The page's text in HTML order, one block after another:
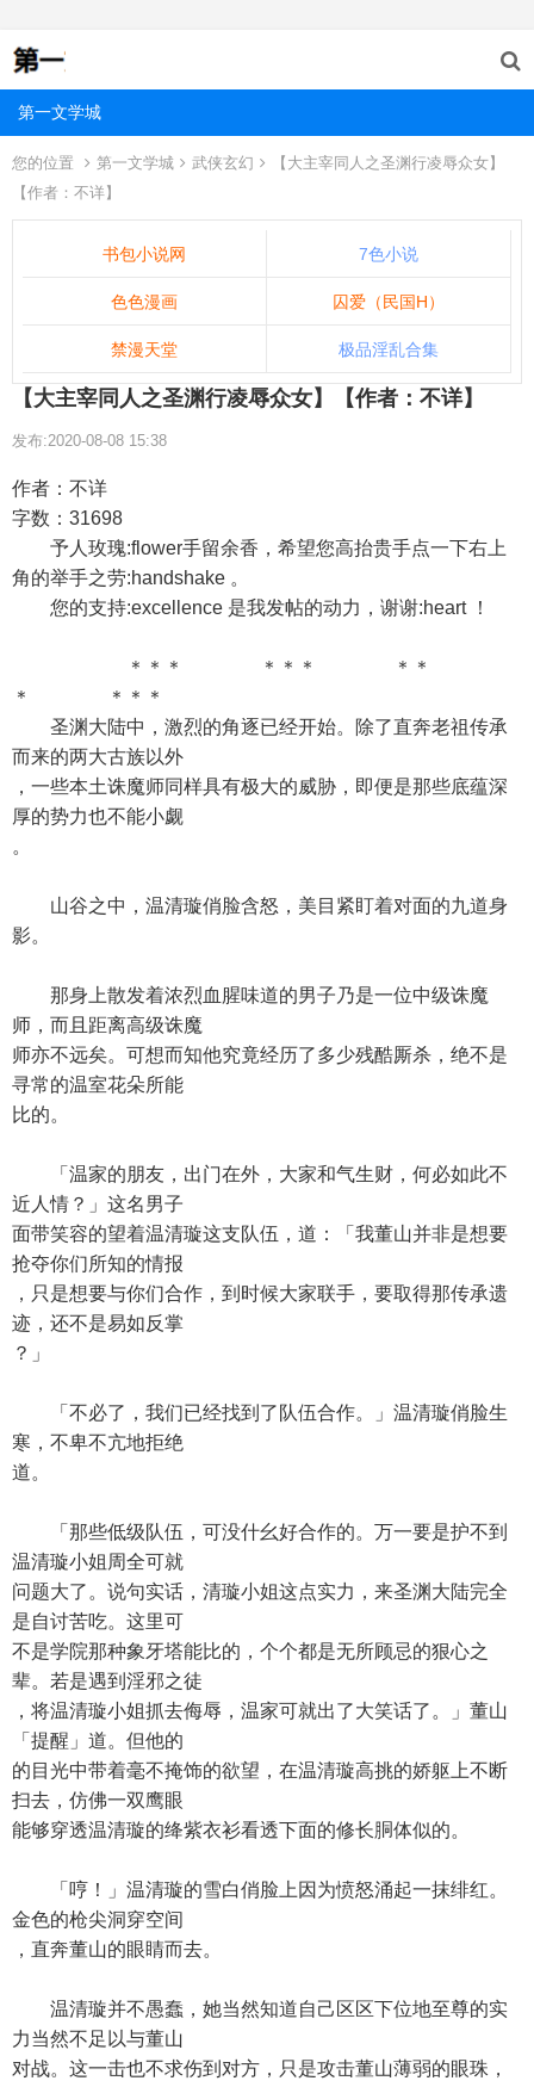
第一文学城
您的位置 第一文学城 武侠玄幻
【大主宰同人之圣渊行凌辱众女】
【作者：不详】
书包小说网 7色小说
色色漫画 囚爱（民国H）
禁漫天堂 极品淫乱合集
【大主宰同人之圣渊行凌辱众女】【作者：不详】
发布:2020-08-08 15:38
作者：不详
字数：31698
予人玫瑰:flower手留余香，希望您高抬贵手点一下右上
角的举手之劳:handshake 。
您的支持:excellence 是我发帖的动力，谢谢:heart ！
＊＊＊ ＊＊＊ ＊＊
＊ ＊＊＊
圣渊大陆中，激烈的角逐已经开始。除了直奔老祖传承
而来的两大古族以外
，一些本土诛魔师同样具有极大的威胁，即便是那些底蕴深
厚的势力也不能小觑
。
山谷之中，温清璇俏脸含怒，美目紧盯着对面的九道身
影。
那身上散发着浓烈血腥味道的男子乃是一位中级诛魔
师，而且距离高级诛魔
师亦不远矣。可想而知他究竟经历了多少残酷厮杀，绝不是
寻常的温室花朵所能
比的。
「温家的朋友，出门在外，大家和气生财，何必如此不
近人情？」这名男子
面带笑容的望着温清璇这支队伍，道：「我董山并非是想要
抢夺你们所知的情报
，只是想要与你们合作，到时候大家联手，要取得那传承遗
迹，还不是易如反掌
？」
「不必了，我们已经找到了队伍合作。」温清璇俏脸生
寒，不卑不亢地拒绝
道。
「那些低级队伍，可没什幺好合作的。万一要是护不到
温清璇小姐周全可就
问题大了。说句实话，清璇小姐这点实力，来圣渊大陆完全
是自讨苦吃。这里可
不是学院那种象牙塔能比的，个个都是无所顾忌的狠心之
辈。若是遇到淫邪之徒
，将温清璇小姐抓去侮辱，温家可就出了大笑话了。」董山
「提醒」道。但他的
的目光中带着毫不掩饰的欲望，在温清璇高挑的娇躯上不断
扫去，仿佛一双鹰眼
能够穿透温清璇的绛紫衣衫看透下面的修长胴体似的。
「哼！」温清璇的雪白俏脸上因为愤怒涌起一抹绯红。
金色的枪尖洞穿空间
，直奔董山的眼睛而去。
温清璇并不愚蠢，她当然知道自己区区下位地至尊的实
力当然不足以与董山
对战。这一击也不求伤到对方，只是攻击董山薄弱的眼珠，